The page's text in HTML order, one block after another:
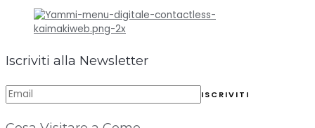
Iscriviti alla Newsletter